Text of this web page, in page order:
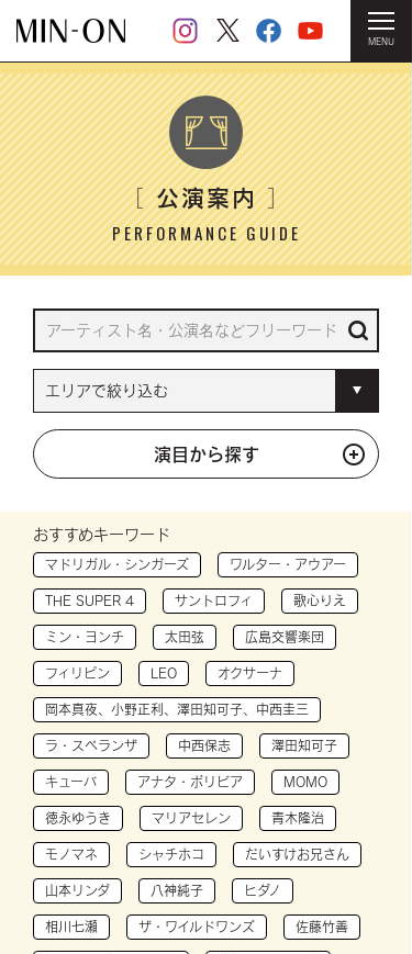
MENU
HOME ＞ 公演案内
［公演案内］
PERFORMANCE GUIDE
演目から探す
おすすめキーワード
マドリガル・シンガーズ ワルター・アウアー
THE SUPER 4 サントロフィ 歌心りえ
ミン・ヨンチ 太田弦 広島交響楽団
フィリピン LEO オクサーナ
岡本真夜、小野正利、澤田知可子、中西圭三
ラ・スペランザ 中西保志 澤田知可子
キューバ アナタ・ボリビア MOMO
徳永ゆうき マリアセレン 青木隆治
モノマネ シャチホコ だいすけお兄さん
山本リンダ 八神純子 ヒダノ
相川七瀬 ザ・ワイルドワンズ 佐藤竹善